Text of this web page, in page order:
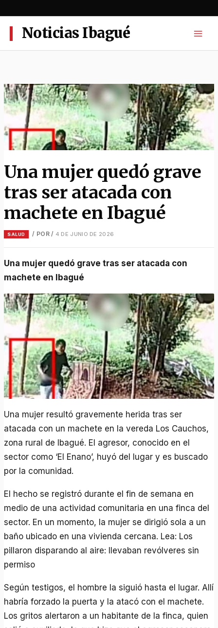
al
contenidoNoticias Ibagué
Una mujer quedó grave
tras ser atacada con
machete en Ibagué
SALUD / POR / 4 DE JUNIO DE 2026
Una mujer quedó grave tras ser atacada con
machete en Ibagué
Una mujer resultó gravemente herida tras ser
atacada con un machete en la vereda Los Cauchos,
zona rural de Ibagué. El agresor, conocido en el
sector como ‘El Enano’, huyó del lugar y es buscado
por la comunidad.
El hecho se registró durante el fin de semana en
medio de una actividad comunitaria en una finca del
sector. En un momento, la mujer se dirigió sola a un
baño ubicado en una vivienda cercana. Lea: Los
pillaron disparando al aire: llevaban revólveres sin
permiso
Según testigos, el hombre la siguió hasta el lugar. Allí
habría forzado la puerta y la atacó con el machete.
Los gritos alertaron a un habitante de la finca, quien